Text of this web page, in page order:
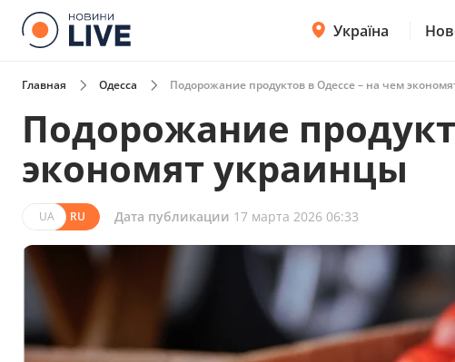
Україна
Главная Одесса Подорожание продуктов в Одессе – на чем
Подорожание
экономят украинцы
UA RU Дата публикации 17 марта 2026 06:33